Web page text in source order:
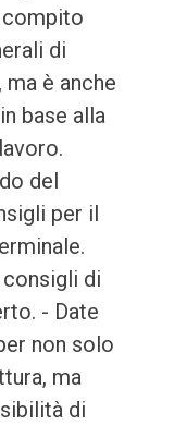
compito
di
è anche
base alla
del
per il
di
- Date
non solo
ma
di